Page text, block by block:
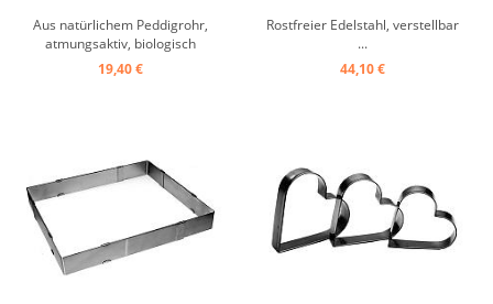
Aus natürlichem Peddigrohr,
atmungsaktiv, biologisch
abbaubar, lebensmittelecht,
ideal geeignet zum Gären des
19,40 €
Rostfreier Edelstahl, verstellbar
...
44,10 €